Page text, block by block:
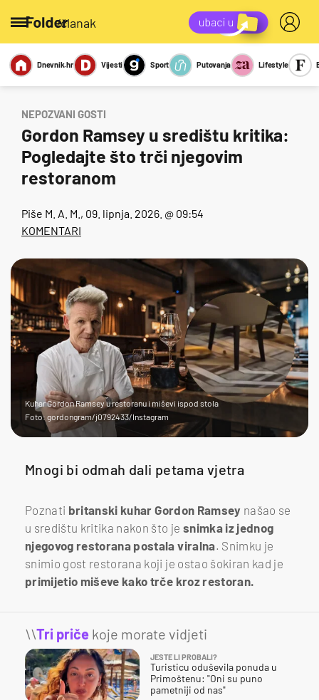
/članak
Miks Kviz
Report
Sexy
Dnevnik.hr Vijesti Sport Putovanja Lifestyle
NEPOZVANI GOSTI
Gordon Ramsey u središtu kritika:
Pogledajte što trči njegovim
restoranom
Piše M. A. M. , 09. lipnja. 2026. @ 09:54
KOMENTARI
Kuhar Gordon Ramsey u restoranu i miševi ispod stola
Foto: gordongram/j0792433/Instagram
Mnogi bi odmah dali petama vjetra
Poznati britanski kuhar Gordon Ramsey našao se
u središtu kritika nakon što je snimka iz jednog
njegovog restorana postala viralna. Snimku je
snimio gost restorana koji je ostao šokiran kad je
primijetio miševe kako trče kroz restoran.
\\Tri priče koje morate vidjeti
JESTE LI PROBALI?
Turisticu oduševila ponuda u
Primoštenu: "Oni su puno
pametniji od nas"